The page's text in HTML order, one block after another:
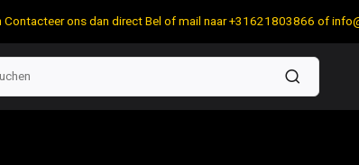
ons dan direct Bel of mail naar +31621803866 of